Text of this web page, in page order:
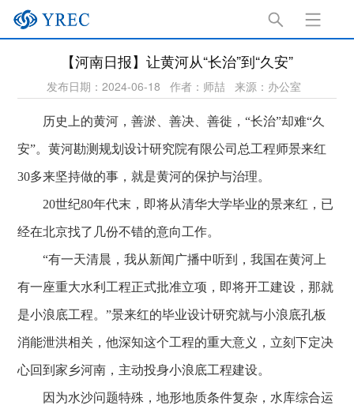
【河南日报】让黄河从“长治”到“久安”
发布日期：2024-06-18 作者：师喆 来源：办公室
历史上的黄河，善淤、善决、善徙，“长治”却难“久
安”。黄河勘测规划设计研究院有限公司总工程师景来红
30多来坚持做的事，就是黄河的保护与治理。
20世纪80年代末，即将从清华大学毕业的景来红，已
经在北京找了几份不错的意向工作。
“有一天清晨，我从新闻广播中听到，我国在黄河上
有一座重大水利工程正式批准立项，即将开工建设，那就
是小浪底工程。”景来红的毕业设计研究就与小浪底孔板
消能泄洪相关，他深知这个工程的重大意义，立刻下定决
心回到家乡河南，主动投身小浪底工程建设。
因为水沙问题特殊，地形地质条件复杂，水库综合运